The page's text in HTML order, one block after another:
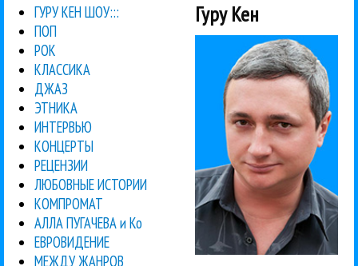
ГУРУ КЕН ШОУ:::
ПОП
РОК
КЛАССИКА
ДЖАЗ
ЭТНИКА
ИНТЕРВЬЮ
КОНЦЕРТЫ
РЕЦЕНЗИИ
ЛЮБОВНЫЕ ИСТОРИИ
КОМПРОМАТ
АЛЛА ПУГАЧЕВА и Ко
ЕВРОВИДЕНИЕ
МЕЖДУ ЖАНРОВ
Гуру Кен